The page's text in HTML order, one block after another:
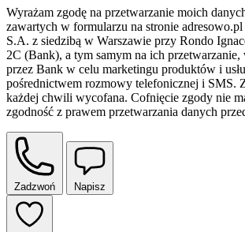
Wyrażam zgodę na przetwarzanie moich
zawartych w formularzu na stronie
S.A. z siedzibą w Warszawie przy Rondo
2C (Bank), a tym samym na ich
przez Bank w celu marketingu produktów i
pośrednictwem rozmowy telefonicznej i SMS.
każdej chwili wycofana. Cofnięcie zgody nie
zgodność z prawem przetwarzania danych
Zadzwoń Napisz